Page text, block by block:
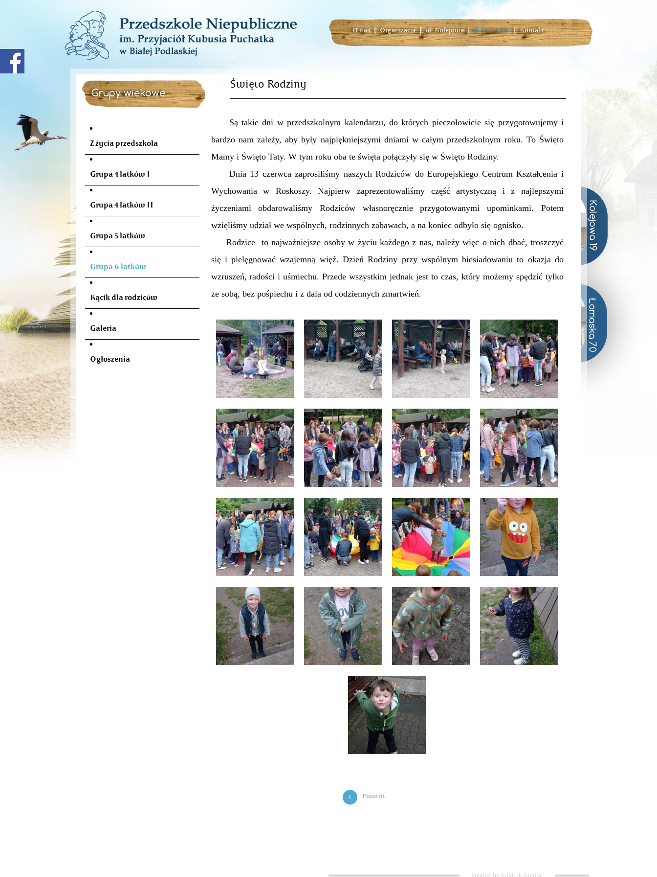
O nas | Organizacja | ul. Kolejowa | ul. Łomaska | Kontakt
Grupy wiekowe
Święto Rodziny
Z życia przedszkola
Grupa 4 latków I
Grupa 4 latków II
Grupa 5 latków
Grupa 6 latków
Kącik dla rodziców
Galeria
Ogłoszenia
Są takie dni w przedszkolnym kalendarzu, do których pieczołowicie się przygotowujemy i
bardzo nam zależy, aby były najpiękniejszymi dniami w całym przedszkolnym roku. To Święto
Mamy i Święto Taty. W tym roku oba te święta połączyły się w Święto Rodziny.
Dnia 13 czerwca zaprosiliśmy naszych Rodziców do Europejskiego Centrum Kształcenia i
Wychowania w Roskoszy. Najpierw zaprezentowaliśmy część artystyczną i z najlepszymi
życzeniami obdarowaliśmy Rodziców własnoręcznie przygotowanymi upominkami. Potem
wzięliśmy udział we wspólnych, rodzinnych zabawach, a na koniec odbyło się ognisko.
Rodzice to najważniejsze osoby w życiu każdego z nas, należy więc o nich dbać, troszczyć
się i pielęgnować wzajemną więź. Dzień Rodziny przy wspólnym biesiadowaniu to okazja do
wzruszeń, radości i uśmiechu. Przede wszystkim jednak jest to czas, który możemy spędzić tylko
ze sobą, bez pośpiechu i z dala od codziennych zmartwień.
Powrót